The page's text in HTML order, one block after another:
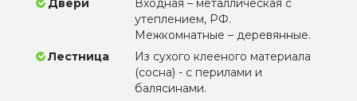
Двери
Входная – металлическая с
утеплением, РФ.
Межкомнатные – деревянные.
Лестница
Из сухого клееного материала
(сосна) - с перилами и
балясинами.